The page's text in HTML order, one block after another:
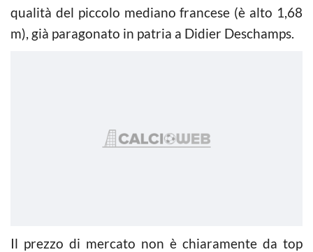
qualità del piccolo mediano francese (è alto 1,68
m), già paragonato in patria a Didier Deschamps.
Il prezzo di mercato non è chiaramente da top